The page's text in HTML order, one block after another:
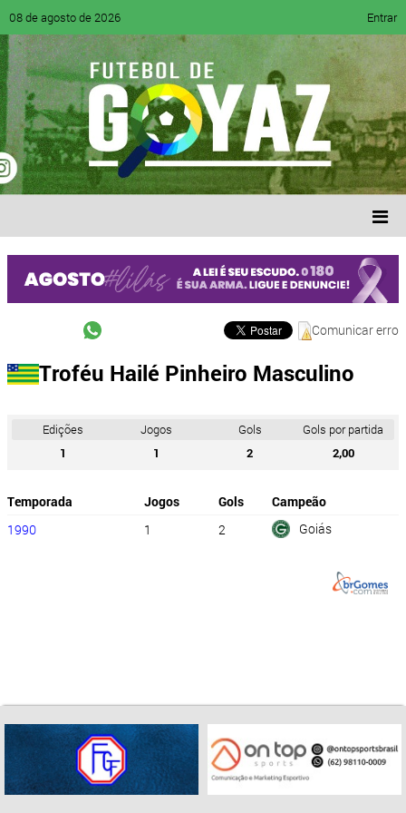
08 de agosto de 2026 Entrar
Comunicar erro
Troféu Hailé Pinheiro Masculino
Edições Jogos Gols
Gols por partida
1
1 2 2,00
Temporada Jogos Gols
Campeão
1990
1 2 Goiás